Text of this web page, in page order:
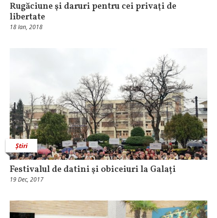
Rugăciune şi daruri pentru cei privaţi de
libertate
18 Ian, 2018
Știri
Festivalul de datini şi obiceiuri la Galați
19 Dec, 2017